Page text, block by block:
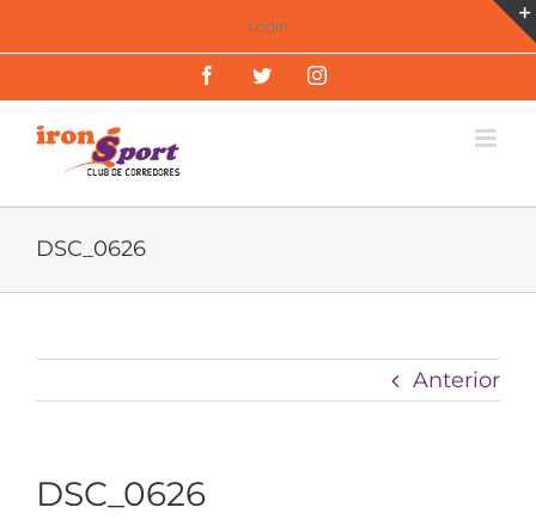
al
Login
FacebookTwitterInstagram
DSC_0626
Anterior
DSC_0626